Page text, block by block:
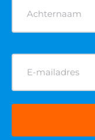
E-
(Vereist)